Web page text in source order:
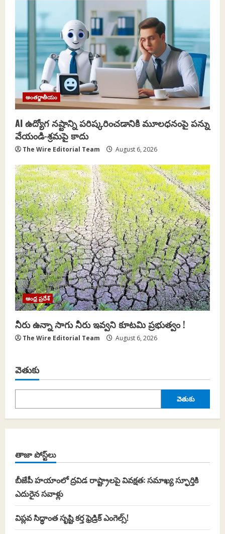
అంతర్జాతీయం
AI ఉద్యోగ నష్టాన్ని పరిష్కరించడానికి మూలధనంపై పన్ను
వేయండి-శ్రమపై కాదు
The Wire Editorial Team August 6, 2026
ఆంధ్ర ప్రదేశ్
నీరు ఉన్నా సాగు నీరు ఇవ్వని కూటమి ప్రభుత్వం !
The Wire Editorial Team August 6, 2026
వెతుకు
వెతుకు
తాజా పోస్ట్‌లు
బీజేపీ హయాంలో ద్రవిడ రాష్ట్రాలపై వివక్షత: సమాఖ్య స్ఫూర్తికి
ఎదురైన సవాళ్లు
విప్లవ సిధ్ధాంత సృష్టి కర్త ఫ్రెడ్రిక్ ఎంగెల్స్!